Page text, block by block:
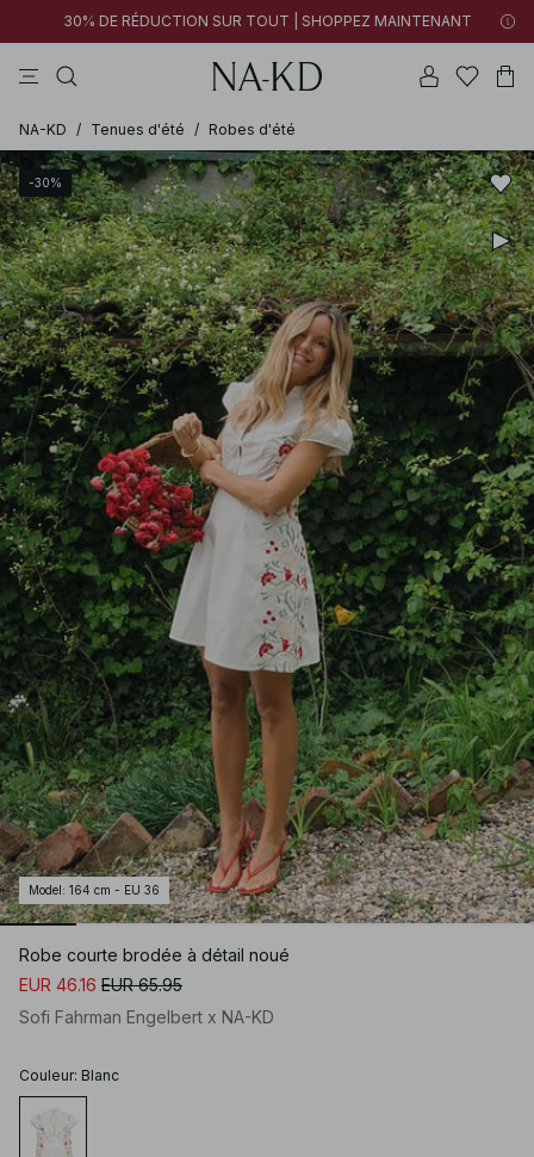
30% DE RÉDUCTION SUR TOUT | SHOPPEZ MAINTENANT
NA-KD / Tenues d'été / Robes d'été
-30%
Model : 164 cm - EU 36
Robe courte brodée à détail noué
EUR 46.16 EUR 65.95
Sofi Fahrman Engelbert x NA-KD
Couleur: Blanc